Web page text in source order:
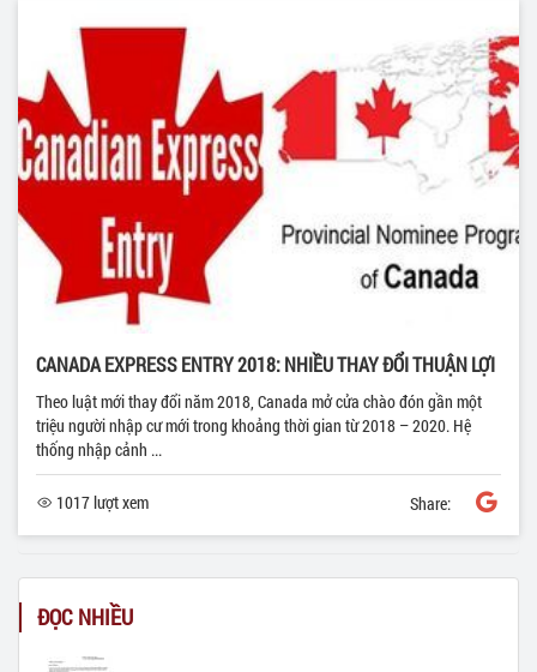
CANADA EXPRESS ENTRY 2018: NHIỀU THAY ĐỔI THUẬN LỢI
Theo luật mới thay đổi năm 2018, Canada mở cửa chào đón gần một
triệu người nhập cư mới trong khoảng thời gian từ 2018 – 2020. Hệ
thống nhập cảnh ...
1017 lượt xem Share:
ĐỌC NHIỀU